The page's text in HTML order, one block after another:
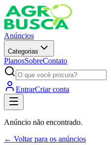
Anúncios
Categorias
PlanosSobreContato
EntrarCriar conta
Anúncio não encontrado.
← Voltar para os anúncios